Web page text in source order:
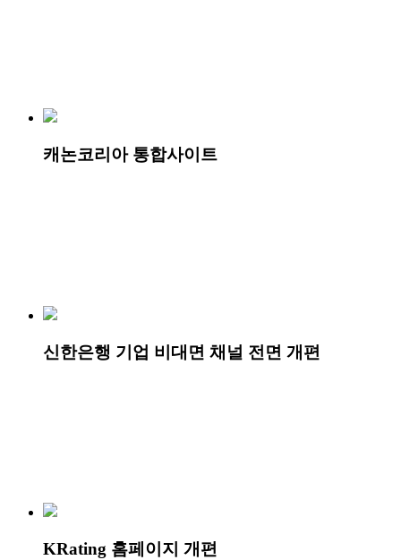
캐논코리아 통합사이트
신한은행 기업 비대면 채널 전면 개편
KRating 홈페이지 개편